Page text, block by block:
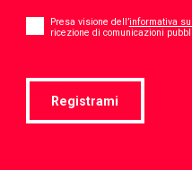
* Presa visione dell’informativa
ricezione di comunicazioni
Registrami